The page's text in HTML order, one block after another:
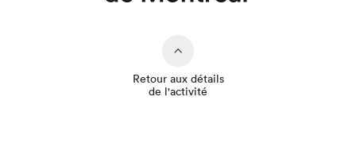
Retour aux détails
de l'activité